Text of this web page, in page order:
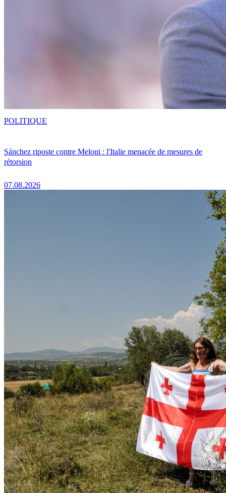
Sánchez riposte contre Meloni : l'Italie menacée de mesures de
rétorsion
07.08.2026
POLITIQUE